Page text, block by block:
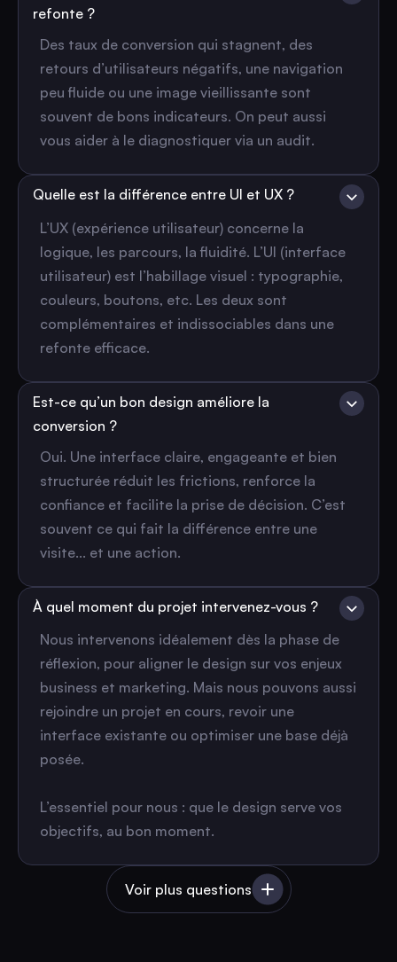
refonte ?
Des taux de conversion qui stagnent, des
retours d’utilisateurs négatifs, une navigation
peu fluide ou une image vieillissante sont
souvent de bons indicateurs. On peut aussi
vous aider à le diagnostiquer via un audit.
Quelle est la différence entre UI et UX ?
L’UX (expérience utilisateur) concerne la
logique, les parcours, la fluidité. L’UI (interface
utilisateur) est l’habillage visuel : typographie,
couleurs, boutons, etc. Les deux sont
complémentaires et indissociables dans une
refonte efficace.
Est-ce qu’un bon design améliore la
conversion ?
Oui. Une interface claire, engageante et bien
structurée réduit les frictions, renforce la
confiance et facilite la prise de décision. C’est
souvent ce qui fait la différence entre une
visite... et une action.
À quel moment du projet intervenez-vous ?
Nous intervenons idéalement dès la phase de
réflexion, pour aligner le design sur vos enjeux
business et marketing. Mais nous pouvons aussi
rejoindre un projet en cours, revoir une
interface existante ou optimiser une base déjà
posée.
L’essentiel pour nous : que le design serve vos
objectifs, au bon moment.
Voir plus questions